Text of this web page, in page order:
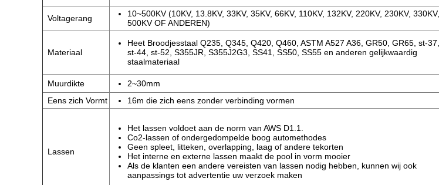
Voltagerang
10~500KV (10KV, 13.8KV, 33KV, 35KV, 66KV, 110KV, 132KV, 220KV, 230KV, 330KV,
500KV OF ANDEREN)
Materiaal
Heet Broodjesstaal Q235, Q345, Q420, Q460, ASTM A527 A36, GR50, GR65, st-37,
st-44, st-52, S355JR, S355J2G3, SS41, SS50, SS55 en anderen gelijkwaardig
staalmateriaal
Muurdikte
2~30mm
Eens zich Vormt
16m die zich eens zonder verbinding vormen
Lassen
Het lassen voldoet aan de norm van AWS D1.1.
Co2-lassen of ondergedompelde boog automethodes
Geen spleet, litteken, overlapping, laag of andere tekorten
Het interne en externe lassen maakt de pool in vorm mooier
Als de klanten een andere vereisten van lassen nodig hebben, kunnen wij ook
aanpassings tot advertentie uw verzoek maken